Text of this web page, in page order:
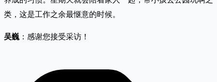
类，这是工作之余最惬意的时候。
吴巍 ：感谢您接受采访！